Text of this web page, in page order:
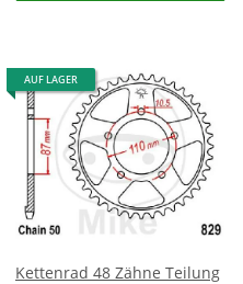
AUF LAGER
Kettenrad 48 Zähne Teilung